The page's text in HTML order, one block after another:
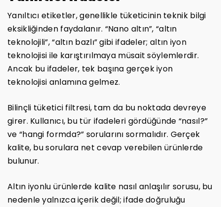
Yanıltıcı etiketler, genellikle tüketicinin teknik bilgi
eksikliğinden faydalanır. “Nano altın”, “altın
teknolojili”, “altın bazlı” gibi ifadeler; altın iyon
teknolojisi ile karıştırılmaya müsait söylemlerdir.
Ancak bu ifadeler, tek başına gerçek iyon
teknolojisi anlamına gelmez.
Bilinçli tüketici filtresi, tam da bu noktada devreye
girer. Kullanıcı, bu tür ifadeleri gördüğünde “nasıl?”
ve “hangi formda?” sorularını sormalıdır. Gerçek
kalite, bu sorulara net cevap verebilen ürünlerde
bulunur.
Altın iyonlu ürünlerde kalite nasıl anlaşılır sorusu, bu
nedenle yalnızca içerik değil; ifade doğruluğu